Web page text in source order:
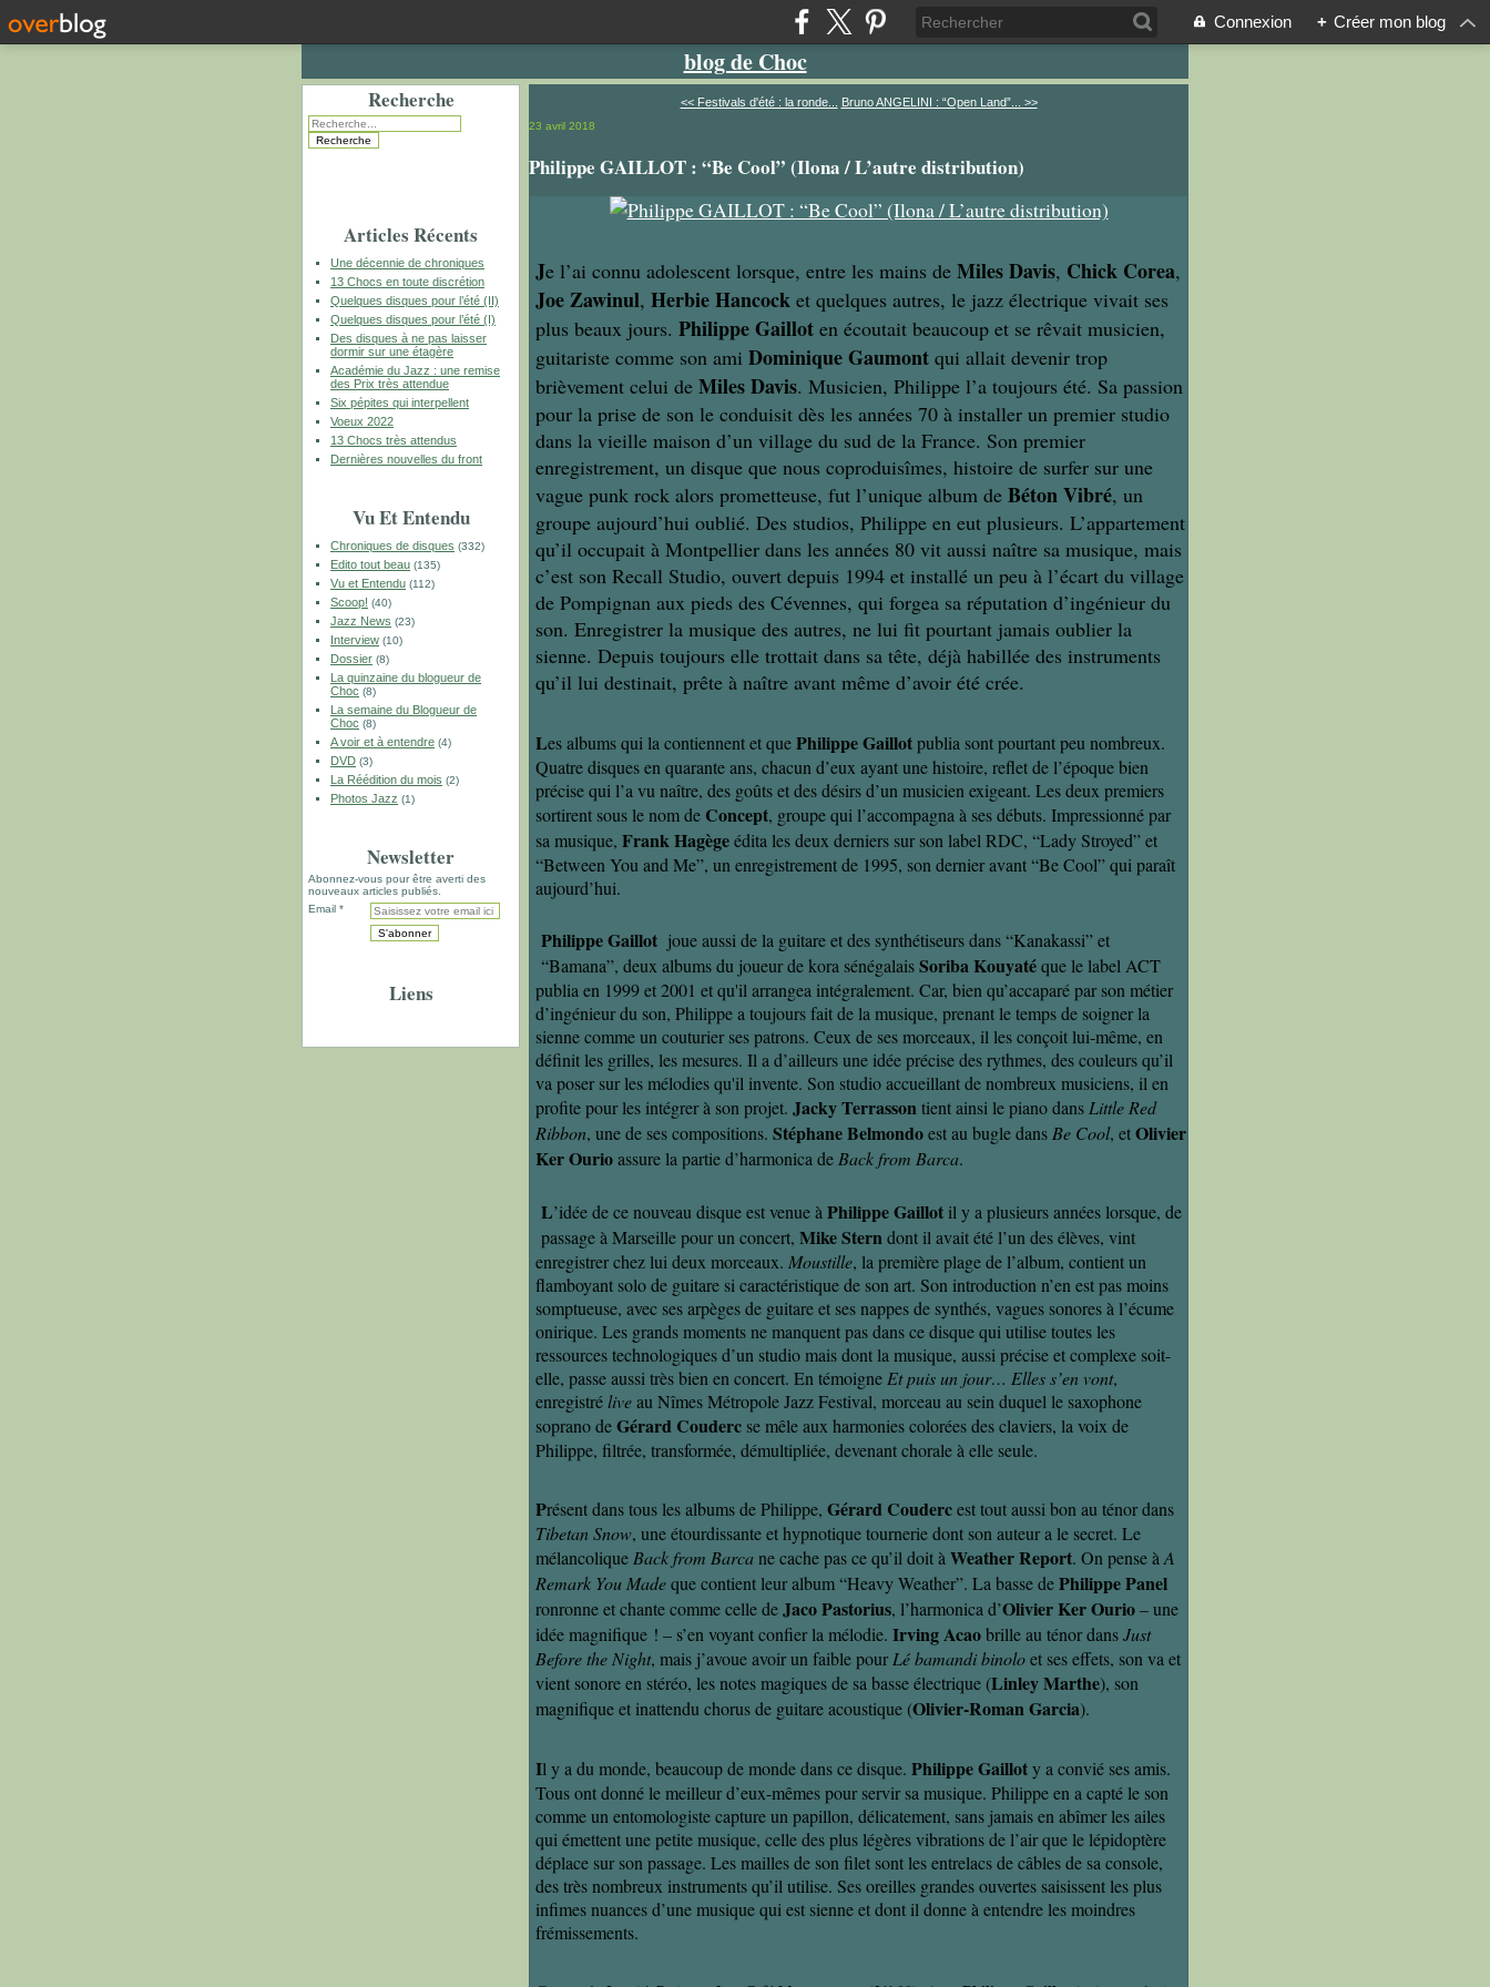
Connexion + Créer mon blog
blog de Choc
Recherche
Articles Récents
Une décennie de chroniques
13 Chocs en toute discrétion
Quelques disques pour l’été (II)
Quelques disques pour l’été (I)
Des disques à ne pas laisser
dormir sur une étagère
Académie du Jazz : une remise
des Prix très attendue
Six pépites qui interpellent
Voeux 2022
13 Chocs très attendus
Dernières nouvelles du front
Vu Et Entendu
Chroniques de disques (332)
Edito tout beau (135)
Vu et Entendu (112)
Scoop! (40)
Jazz News (23)
Interview (10)
Dossier (8)
La quinzaine du blogueur de
Choc (8)
La semaine du Blogueur de
Choc (8)
A voir et à entendre (4)
DVD (3)
La Réédition du mois (2)
Photos Jazz (1)
Newsletter
Abonnez-vous pour être averti des
nouveaux articles publiés.
Email
Liens
<< Festivals d'été : la ronde... Bruno ANGELINI : “Open Land”... >>
23 avril 2018
Philippe GAILLOT : “Be Cool” (Ilona / L’autre distribution)
Je l’ai connu adolescent lorsque, entre les mains de Miles Davis, Chick Corea,
Joe Zawinul, Herbie Hancock et quelques autres, le jazz électrique vivait ses
plus beaux jours. Philippe Gaillot en écoutait beaucoup et se rêvait musicien,
guitariste comme son ami Dominique Gaumont qui allait devenir trop
brièvement celui de Miles Davis. Musicien, Philippe l’a toujours été. Sa passion
pour la prise de son le conduisit dès les années 70 à installer un premier studio
dans la vieille maison d’un village du sud de la France. Son premier
enregistrement, un disque que nous coproduisîmes, histoire de surfer sur une
vague punk rock alors prometteuse, fut l’unique album de Béton Vibré, un
groupe aujourd’hui oublié. Des studios, Philippe en eut plusieurs. L’appartement
qu’il occupait à Montpellier dans les années 80 vit aussi naître sa musique, mais
c’est son Recall Studio, ouvert depuis 1994 et installé un peu à l’écart du village
de Pompignan aux pieds des Cévennes, qui forgea sa réputation d’ingénieur du
son. Enregistrer la musique des autres, ne lui fit pourtant jamais oublier la
sienne. Depuis toujours elle trottait dans sa tête, déjà habillée des instruments
qu’il lui destinait, prête à naître avant même d’avoir été crée.
Les albums qui la contiennent et quePhilippe Gaillotpublia sont pourtant peu nombreux.
Quatre disques en quarante ans, chacun d’eux ayant une histoire, reflet de l’époque bien
précise qui l’a vu naître, des goûts et des désirs d’un musicien exigeant. Les deux premiers
sortirent sous le nom de Concept, groupe qui l’accompagna à ses débuts. Impressionné par
sa musique, Frank Hagègeédita les deux derniers sur son label RDC, “Lady Stroyed” et
“Between You and Me”, un enregistrement de 1995, son dernier avant “Be Cool” qui paraît
aujourd’hui.
Philippe Gaillot joue aussi de la guitare et des synthétiseurs dans “Kanakassi” et
“Bamana”, deux albums du joueur de kora sénégalaisSoriba Kouyatéque le label ACT
publia en 1999 et 2001 et qu'il arrangea intégralement. Car, bien qu’accaparé par son métier
d’ingénieur du son, Philippe a toujours fait de la musique, prenant le temps de soigner la
sienne comme un couturier ses patrons. Ceux de ses morceaux, il les conçoit lui-même, en
définit les grilles, les mesures. Il a d’ailleurs une idée précise des rythmes, des couleurs qu’il
va poser sur les mélodies qu'il invente. Son studio accueillant de nombreux musiciens, il en
profite pour les intégrer à son projet. Jacky Terrassontient ainsi le piano dansLittle Red
Ribbon, une de ses compositions. Stéphane Belmondoest au bugle dansBe Cool, etOlivier
Ker Ourioassure la partie d’harmonica deBack from Barca.
L’idée de ce nouveau disque est venue àPhilippe Gaillotil y a plusieurs années lorsque, de
passage à Marseille pour un concert, Mike Sterndont il avait été l’un des élèves, vint
enregistrer chez lui deux morceaux. Moustille, la première plage de l’album, contient un
flamboyant solo de guitare si caractéristique de son art. Son introduction n’en est pas moins
somptueuse, avec ses arpèges de guitare et ses nappes de synthés, vagues sonores à l’écume
onirique. Les grands moments ne manquent pas dans ce disque qui utilise toutes les
ressources technologiques d’un studio mais dont la musique, aussi précise et complexe soit-
elle, passe aussi très bien en concert. En témoigneEt puis un jour… Elles s’en vont,
enregistréliveau Nîmes Métropole Jazz Festival, morceau au sein duquel le saxophone
soprano deGérard Couderc se mêle aux harmonies colorées des claviers, la voix de
Philippe, filtrée, transformée, démultipliée, devenant chorale à elle seule.
Présent dans tous les albums de Philippe, Gérard Coudercest tout aussi bon au ténor dans
Tibetan Snow, une étourdissante et hypnotique tournerie dont son auteur a le secret. Le
mélancoliqueBack from Barcane cache pas ce qu’il doit àWeather Report. On pense àA
Remark You Madeque contient leur album “Heavy Weather”. La basse dePhilippe Panel
ronronne et chante comme celle deJaco Pastorius, l’harmonica d’Olivier Ker Ourio– une
idée magnifique ! – s’en voyant confier la mélodie. Irving Acaobrille au ténor dansJust
Before the Night, mais j’avoue avoir un faible pourLé bamandi binoloet ses effets, son va et
vient sonore en stéréo, les notes magiques de sa basse électrique (Linley Marthe), son
magnifique et inattendu chorus de guitare acoustique (Olivier-Roman Garcia).
Il y a du monde, beaucoup de monde dans ce disque. Philippe Gailloty a convié ses amis.
Tous ont donné le meilleur d’eux-mêmes pour servir sa musique. Philippe en a capté le son
comme un entomologiste capture un papillon, délicatement, sans jamais en abîmer les ailes
qui émettent une petite musique, celle des plus légères vibrations de l’air que le lépidoptère
déplace sur son passage. Les mailles de son filet sont les entrelacs de câbles de sa console,
des très nombreux instruments qu’il utilise. Ses oreilles grandes ouvertes saisissent les plus
infimes nuances d’une musique qui est sienne et dont il donne à entendre les moindres
frémissements.